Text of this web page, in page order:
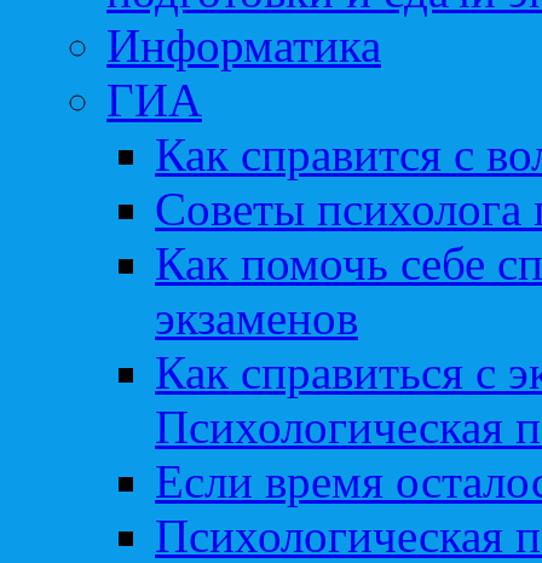
Информатика
ГИА
Как справится с
Советы
Как помочь себе
экзаменов
Как справиться с
Психологическая
Если время
Психологическая